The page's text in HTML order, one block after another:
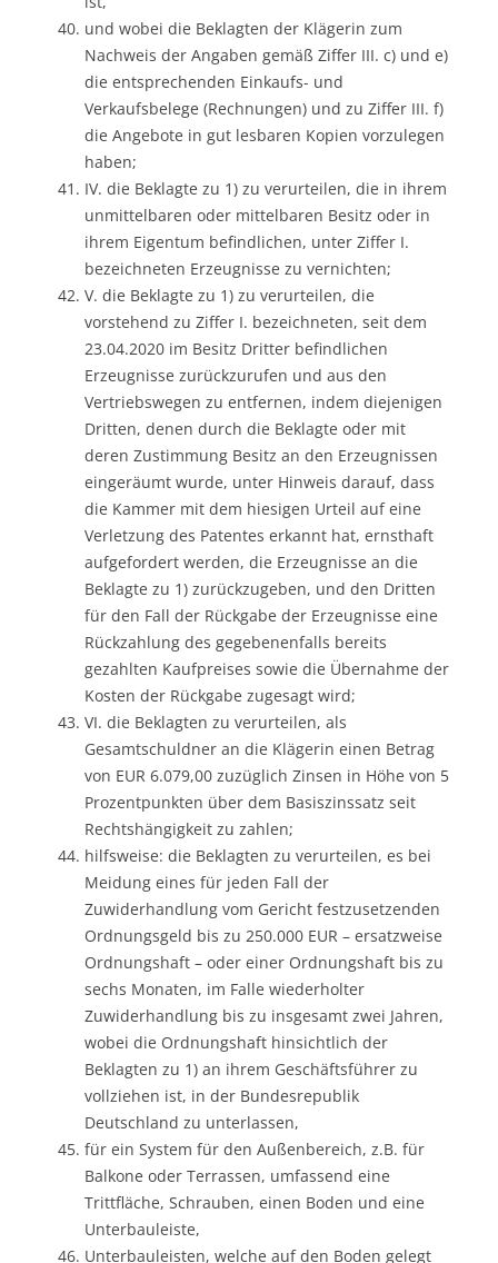
und wobei die Beklagten der Klägerin zum
Nachweis der Angaben gemäß Ziffer III. c) und e)
die entsprechenden Einkaufs- und
Verkaufsbelege (Rechnungen) und zu Ziffer III. f)
die Angebote in gut lesbaren Kopien vorzulegen
haben;
IV. die Beklagte zu 1) zu verurteilen, die in ihrem
unmittelbaren oder mittelbaren Besitz oder in
ihrem Eigentum befindlichen, unter Ziffer I.
bezeichneten Erzeugnisse zu vernichten;
V. die Beklagte zu 1) zu verurteilen, die
vorstehend zu Ziffer I. bezeichneten, seit dem
23.04.2020 im Besitz Dritter befindlichen
Erzeugnisse zurückzurufen und aus den
Vertriebswegen zu entfernen, indem diejenigen
Dritten, denen durch die Beklagte oder mit
deren Zustimmung Besitz an den Erzeugnissen
eingeräumt wurde, unter Hinweis darauf, dass
die Kammer mit dem hiesigen Urteil auf eine
Verletzung des Patentes erkannt hat, ernsthaft
aufgefordert werden, die Erzeugnisse an die
Beklagte zu 1) zurückzugeben, und den Dritten
für den Fall der Rückgabe der Erzeugnisse eine
Rückzahlung des gegebenenfalls bereits
gezahlten Kaufpreises sowie die Übernahme der
Kosten der Rückgabe zugesagt wird;
VI. die Beklagten zu verurteilen, als
Gesamtschuldner an die Klägerin einen Betrag
von EUR 6.079,00 zuzüglich Zinsen in Höhe von 5
Prozentpunkten über dem Basiszinssatz seit
Rechtshängigkeit zu zahlen;
hilfsweise: die Beklagten zu verurteilen, es bei
Meidung eines für jeden Fall der
Zuwiderhandlung vom Gericht festzusetzenden
Ordnungsgeld bis zu 250.000 EUR – ersatzweise
Ordnungshaft – oder einer Ordnungshaft bis zu
sechs Monaten, im Falle wiederholter
Zuwiderhandlung bis zu insgesamt zwei Jahren,
wobei die Ordnungshaft hinsichtlich der
Beklagten zu 1) an ihrem Geschäftsführer zu
vollziehen ist, in der Bundesrepublik
Deutschland zu unterlassen,
für ein System für den Außenbereich, z.B. für
Balkone oder Terrassen, umfassend eine
Trittfläche, Schrauben, einen Boden und eine
Unterbauleiste,
Unterbauleisten, welche auf den Boden gelegt